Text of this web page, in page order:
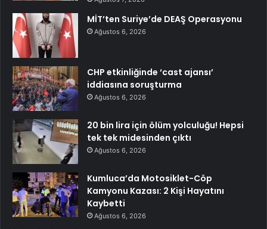
MİT’ten Suriye’de DEAŞ Operasyonu
Ağustos 6, 2026
CHP etkinliğinde ‘cast ajansı’
iddiasına soruşturma
Ağustos 6, 2026
20 bin lira için ölüm yolculuğu! Hepsi
tek tek midesinden çıktı
Ağustos 6, 2026
Kumluca’da Motosiklet-Cöp
Kamyonu Kazası: 2 Kişi Hayatını
Kaybetti
Ağustos 6, 2026